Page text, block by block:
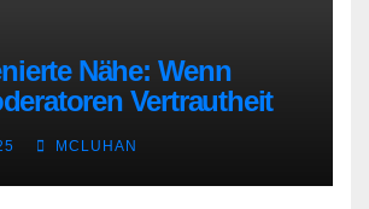
Nähe: Wenn
Vertrautheit
MCLUHAN